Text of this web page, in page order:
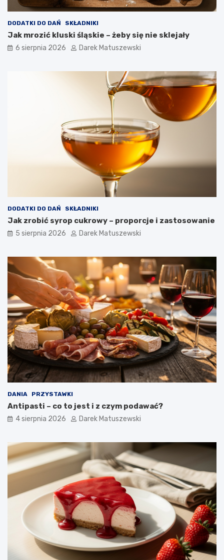
DODATKI DO DAŃ SKŁADNIKI
Jak mrozić kluski śląskie – żeby się nie sklejały
6 sierpnia 2026 Darek Matuszewski
DODATKI DO DAŃ SKŁADNIKI
Jak zrobić syrop cukrowy – proporcje i zastosowanie
5 sierpnia 2026 Darek Matuszewski
DANIA PRZYSTAWKI
Antipasti – co to jest i z czym podawać?
4 sierpnia 2026 Darek Matuszewski